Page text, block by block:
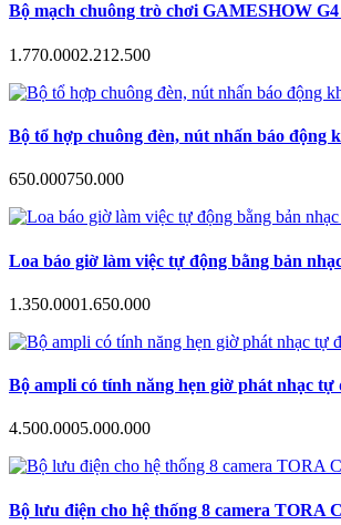
Bộ mạch chuông trò chơi GAMESHOW
1.770.0002.212.500
Bộ tổ hợp chuông đèn, nút nhấn báo động
650.000750.000
Loa báo giờ làm việc tự động bằng bản
1.350.0001.650.000
Bộ ampli có tính năng hẹn giờ phát nhạc
4.500.0005.000.000
Bộ lưu điện cho hệ thống 8 camera TORA